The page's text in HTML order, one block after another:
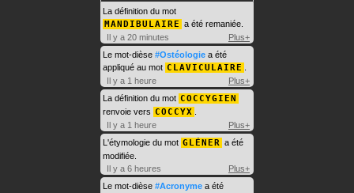
La définition du mot
MANDIBULAIRE a été remaniée.
Il y a 20 minutes
Plus+
Le mot-dièse #Ostéologie a été
appliqué au mot CLAVICULAIRE
Il y a 1 heure
Plus+
La définition du mot COCCYGIEN
renvoie vers COCCYX
Il y a 1 heure
Plus+
L'étymologie du mot GLÉNER a été
modifiée.
Il y a 6 heures
Plus+
Le mot-dièse #Acronyme a été